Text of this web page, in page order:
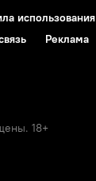
использования
Реклама
18+